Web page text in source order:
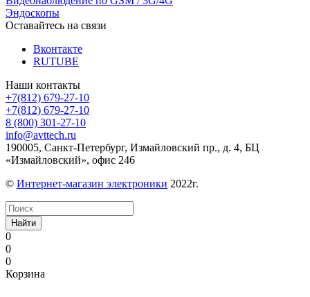
Эндоскопы
Оставайтесь на связи
Вконтакте
RUTUBE
Наши контакты
+7(812) 679-27-10
+7(812) 679-27-10
8 (800) 301-27-10
info@avttech.ru
190005, Санкт-Петербург, Измайловский пр., д. 4, БЦ
«Измайловский», офис 246
© Интернет-магазин электроники 2022г.
Найти
0
0
0
Корзина